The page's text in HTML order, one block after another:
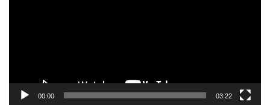
00:00 03:22